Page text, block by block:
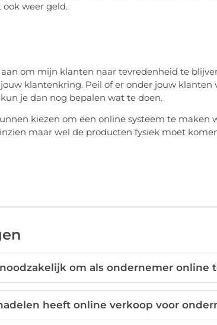
weer geld.
om mijn klanten naar tevredenheid te
klantenkring. Peil of er onder jouw klanten
je dan nog bepalen wat te doen.
kiezen om een online systeem te maken
maar wel de producten fysiek moet
om als ondernemer online
heeft online verkoop voor